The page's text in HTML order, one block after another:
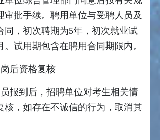
审批手续。聘用单位与受聘人员及
同，初次聘期为5年，初次就业试
。试用期包含在聘用合同期限内。
岗后资格复核
报到后，招聘单位对考生相关情
核，如存在不诚信的行为，取消其